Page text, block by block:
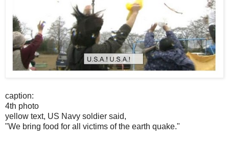
caption:
4th photo
yellow text, US Navy soldier said,
"We bring food for all victims of the earth quake."